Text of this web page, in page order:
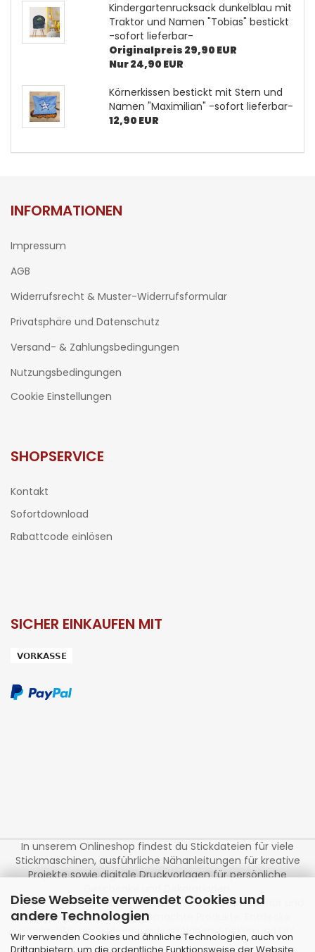
Diese Webseite verwendet Cookies und
andere Technologien
Wir verwenden Cookies und ähnliche Technologien, auch von
Kindergartenrucksack dunkelblau mit
Traktor und Namen "Tobias" bestickt
-sofort lieferbar-
Originalpreis 29,90 EUR
Nur 24,90 EUR
Körnerkissen bestickt mit Stern und
Namen "Maximilian" -sofort lieferbar-
12,90 EUR
INFORMATIONEN
Impressum
AGB
Widerrufsrecht & Muster-Widerrufsformular
Privatsphäre und Datenschutz
Versand- & Zahlungsbedingungen
Nutzungsbedingungen
Cookie Einstellungen
SHOPSERVICE
Kontakt
Sofortdownload
Rabattcode einlösen
SICHER EINKAUFEN MIT
In unserem Onlineshop findest du Stickdateien für viele
Stickmaschinen, ausführliche Nähanleitungen für kreative
Projekte sowie digitale Druckvorlagen für persönliche
Ergänzt wird unser Sortiment durch Stoffe, Nähzubehör und
liebevoll bestickte handgemachte Produkte. Entdecke
regelmäßig neue Ideen rund um Nähen, Sticken und DIY.